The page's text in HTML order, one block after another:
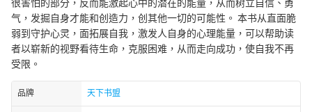
很害怕的部分，反而能激起心中的潜在的能量，从而树立自信、勇
气，发掘自身才能和创造力，创其他一切的可能性。 本书从直面脆
弱到守护心灵，面拓展自我，激发人自身的心理能量，可以帮助读
者以崭新的视野看待生命，克服困难，从而走向成功，使自我不再
受限。
品牌 天下书盟